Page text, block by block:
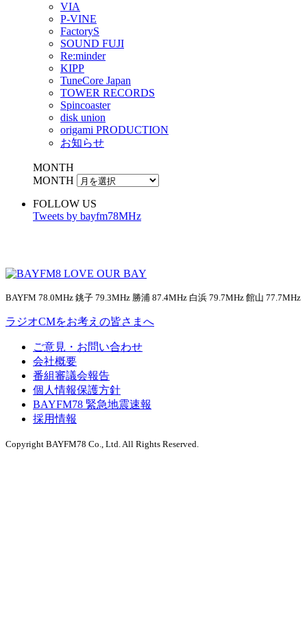
VIA
P-VINE
FactoryS
SOUND FUJI
Re:minder
KIPP
TuneCore Japan
TOWER RECORDS
Spincoaster
disk union
origami PRODUCTION
お知らせ
MONTH
MONTH
FOLLOW US
Tweets by bayfm78MHz
BAYFM 78.0MHz 銚子 79.3MHz 勝浦 87.4MHz 白浜 79.7MHz 館山 77.7MHz
ラジオCMをお考えの皆さまへ
ご意見・お問い合わせ
会社概要
番組審議会報告
個人情報保護方針
BAYFM78 緊急地震速報
採用情報
Copyright BAYFM78 Co., Ltd. All Rights Reserved.